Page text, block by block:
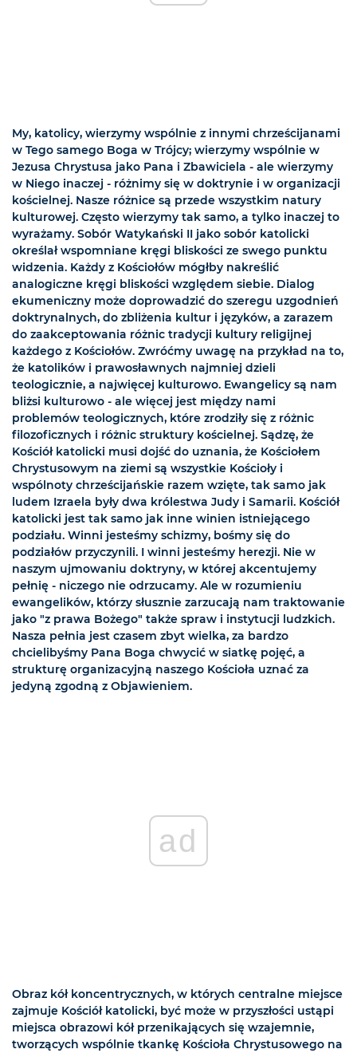
My, katolicy, wierzymy wspólnie z innymi chrześcijanami
w Tego samego Boga w Trójcy; wierzymy wspólnie w
Jezusa Chrystusa jako Pana i Zbawiciela - ale wierzymy
w Niego inaczej - różnimy się w doktrynie i w organizacji
kościelnej. Nasze różnice są przede wszystkim natury
kulturowej. Często wierzymy tak samo, a tylko inaczej to
wyrażamy. Sobór Watykański II jako sobór katolicki
określał wspomniane kręgi bliskości ze swego punktu
widzenia. Każdy z Kościołów mógłby nakreślić
analogiczne kręgi bliskości względem siebie. Dialog
ekumeniczny może doprowadzić do szeregu uzgodnień
doktrynalnych, do zbliżenia kultur i języków, a zarazem
do zaakceptowania różnic tradycji kultury religijnej
każdego z Kościołów. Zwróćmy uwagę na przykład na to,
że katolików i prawosławnych najmniej dzieli
teologicznie, a najwięcej kulturowo. Ewangelicy są nam
bliżsi kulturowo - ale więcej jest między nami
problemów teologicznych, które zrodziły się z różnic
filozoficznych i różnic struktury kościelnej. Sądzę, że
Kościół katolicki musi dojść do uznania, że Kościołem
Chrystusowym na ziemi są wszystkie Kościoły i
wspólnoty chrześcijańskie razem wzięte, tak samo jak
ludem Izraela były dwa królestwa Judy i Samarii. Kościół
katolicki jest tak samo jak inne winien istniejącego
podziału. Winni jesteśmy schizmy, bośmy się do
podziałów przyczynili. I winni jesteśmy herezji. Nie w
naszym ujmowaniu doktryny, w której akcentujemy
pełnię - niczego nie odrzucamy. Ale w rozumieniu
ewangelików, którzy słusznie zarzucają nam traktowanie
jako "z prawa Bożego" także spraw i instytucji ludzkich.
Nasza pełnia jest czasem zbyt wielka, za bardzo
chcielibyśmy Pana Boga chwycić w siatkę pojęć, a
strukturę organizacyjną naszego Kościoła uznać za
jedyną zgodną z Objawieniem.
ad
Obraz kół koncentrycznych, w których centralne miejsce
zajmuje Kościół katolicki, być może w przyszłości ustąpi
miejsca obrazowi kół przenikających się wzajemnie,
tworzących wspólnie tkankę Kościoła Chrystusowego na